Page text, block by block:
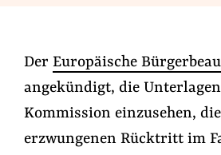
Der Europäische
angekündigt, die
Kommission einzusehen,
erzwungenen Rücktritt im